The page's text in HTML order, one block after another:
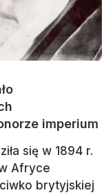
imperium
się w 1894 r.
Afryce
brytyjskiej